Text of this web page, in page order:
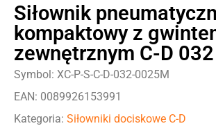
Siłownik
kompaktowy z
zewnętrznym C-D
Symbol: XC-P-S-C-D-032-0025M
EAN: 0089926153991
Kategoria: Siłowniki dociskowe C-D